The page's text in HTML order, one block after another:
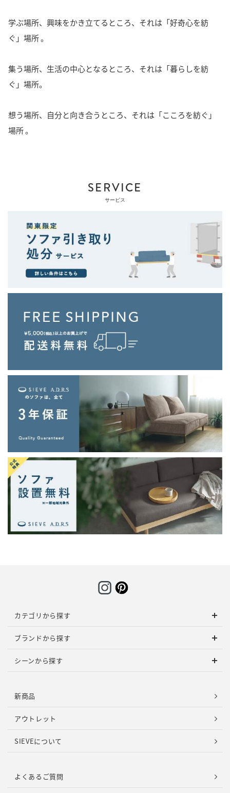
学ぶ場所、興味をかき立てるところ、それは「好奇心を紡
ぐ」場所 。
集う場所、生活の中心となるところ、それは「暮らしを紡
ぐ」場所。
想う場所、自分と向き合うところ、それは「こころを紡ぐ」
場所 。
SERVICE
サービス
カテゴリから探す
ブランドから探す
シーンから探す
新商品
アウトレット
SIEVEについて
よくあるご質問